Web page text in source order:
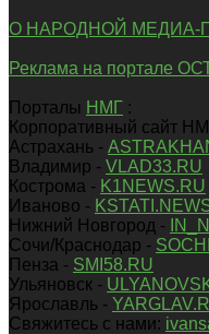
О НАРОДНОЙ МЕДИА-
Реклама на портале
Порталы НМГ :
Корпоративный сайт
Астрахань -
Владимир - VLAD33.RU
Кострома - K1NEWS.RU
Иваново -
Нижний Новгород -
Сочи/Краснодар -
Пенза - SMI58.RU
Ульяновск -
Ярославль -
Свяжитесь с нами: